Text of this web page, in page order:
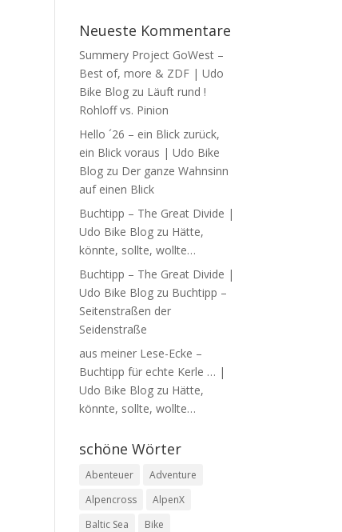
Neueste Kommentare
Summery Project GoWest –
Best of, more & ZDF | Udo
Bike Blog zu Läuft rund !
Rohloff vs. Pinion
Hello ´26 – ein Blick zurück,
ein Blick voraus | Udo Bike
Blog zu Der ganze Wahnsinn
auf einen Blick
Buchtipp – The Great Divide |
Udo Bike Blog zu Hätte,
könnte, sollte, wollte…
Buchtipp – The Great Divide |
Udo Bike Blog zu Buchtipp –
Seitenstraßen der
Seidenstraße
aus meiner Lese-Ecke –
Buchtipp für echte Kerle … |
Udo Bike Blog zu Hätte,
könnte, sollte, wollte…
schöne Wörter
Abenteuer
Adventure
Alpencross
AlpenX
Baltic Sea
Bike